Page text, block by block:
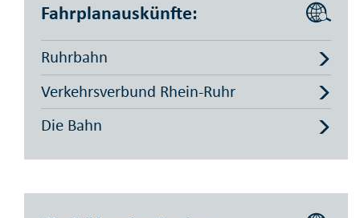
Fahrplanauskünfte:
Ruhrbahn
Verkehrsverbund Rhein-Ruhr
Die Bahn